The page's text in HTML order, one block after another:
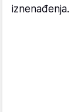
iznenađenja.